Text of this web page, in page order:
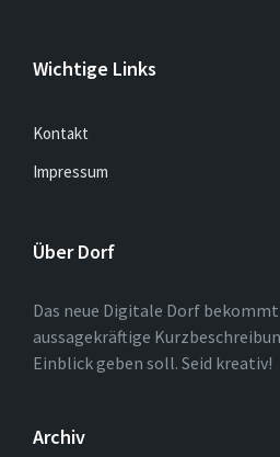
Wichtige Links
Kontakt
Impressum
Über Dorf
Das neue Digitale Dorf
aussagekräftige
Einblick geben soll. Seid kreativ!
Archiv